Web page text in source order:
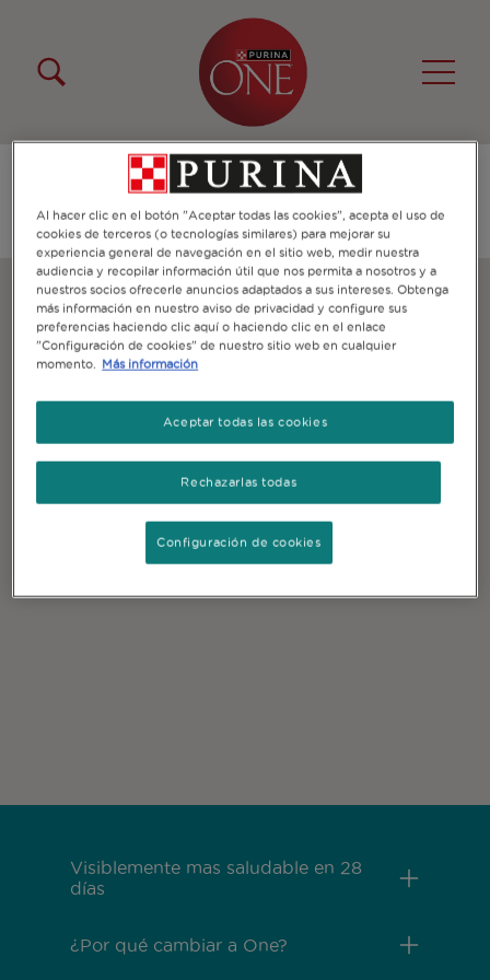
Menú Secundario Purina One
Menú Principal Purina One
No hay stores para la marca.
Visiblemente mas saludable en 28
días
¿Por qué cambiar a One?
Al hacer clic en el botón "Aceptar todas las cookies", acepta el uso de
cookies de terceros (o tecnologías similares) para mejorar su
experiencia general de navegación en el sitio web, medir nuestra
audiencia y recopilar información útil que nos permita a nosotros y a
nuestros socios ofrecerle anuncios adaptados a sus intereses. Obtenga
más información en nuestro aviso de privacidad y configure sus
preferencias haciendo clic aquí o haciendo clic en el enlace
"Configuración de cookies" de nuestro sitio web en cualquier
momento. Más información
Rechazarlas todas
Aceptar todas las cookies
Configuración de cookies